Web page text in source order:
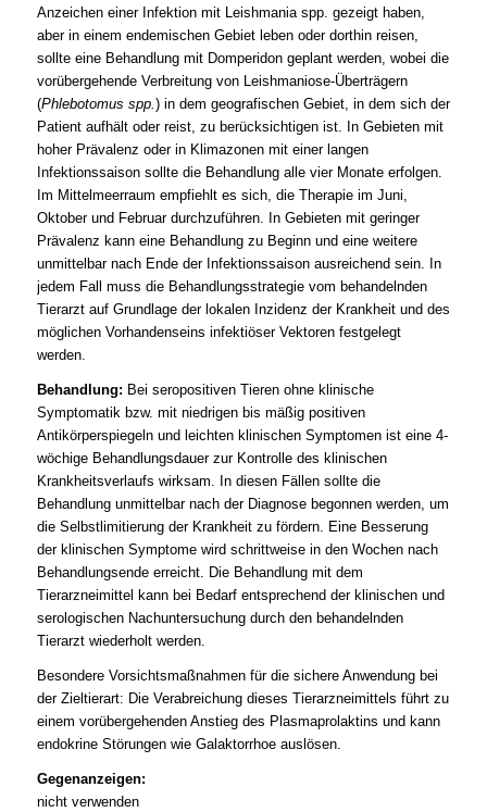
Anzeichen einer Infektion mit Leishmania spp. gezeigt haben,
aber in einem endemischen Gebiet leben oder dorthin reisen,
sollte eine Behandlung mit Domperidon geplant werden, wobei die
vorübergehende Verbreitung von Leishmaniose-Überträgern
(Phlebotomus spp.) in dem geografischen Gebiet, in dem sich der
Patient aufhält oder reist, zu berücksichtigen ist. In Gebieten mit
hoher Prävalenz oder in Klimazonen mit einer langen
Infektionssaison sollte die Behandlung alle vier Monate erfolgen.
Im Mittelmeerraum empfiehlt es sich, die Therapie im Juni,
Oktober und Februar durchzuführen. In Gebieten mit geringer
Prävalenz kann eine Behandlung zu Beginn und eine weitere
unmittelbar nach Ende der Infektionssaison ausreichend sein. In
jedem Fall muss die Behandlungsstrategie vom behandelnden
Tierarzt auf Grundlage der lokalen Inzidenz der Krankheit und des
möglichen Vorhandenseins infektiöser Vektoren festgelegt
werden.
Behandlung: Bei seropositiven Tieren ohne klinische
Symptomatik bzw. mit niedrigen bis mäßig positiven
Antikörperspiegeln und leichten klinischen Symptomen ist eine 4-
wöchige Behandlungsdauer zur Kontrolle des klinischen
Krankheitsverlaufs wirksam. In diesen Fällen sollte die
Behandlung unmittelbar nach der Diagnose begonnen werden, um
die Selbstlimitierung der Krankheit zu fördern. Eine Besserung
der klinischen Symptome wird schrittweise in den Wochen nach
Behandlungsende erreicht. Die Behandlung mit dem
Tierarzneimittel kann bei Bedarf entsprechend der klinischen und
serologischen Nachuntersuchung durch den behandelnden
Tierarzt wiederholt werden.
Besondere Vorsichtsmaßnahmen für die sichere Anwendung bei
der Zieltierart: Die Verabreichung dieses Tierarzneimittels führt zu
einem vorübergehenden Anstieg des Plasmaprolaktins und kann
endokrine Störungen wie Galaktorrhoe auslösen.
Gegenanzeigen:
nicht verwenden